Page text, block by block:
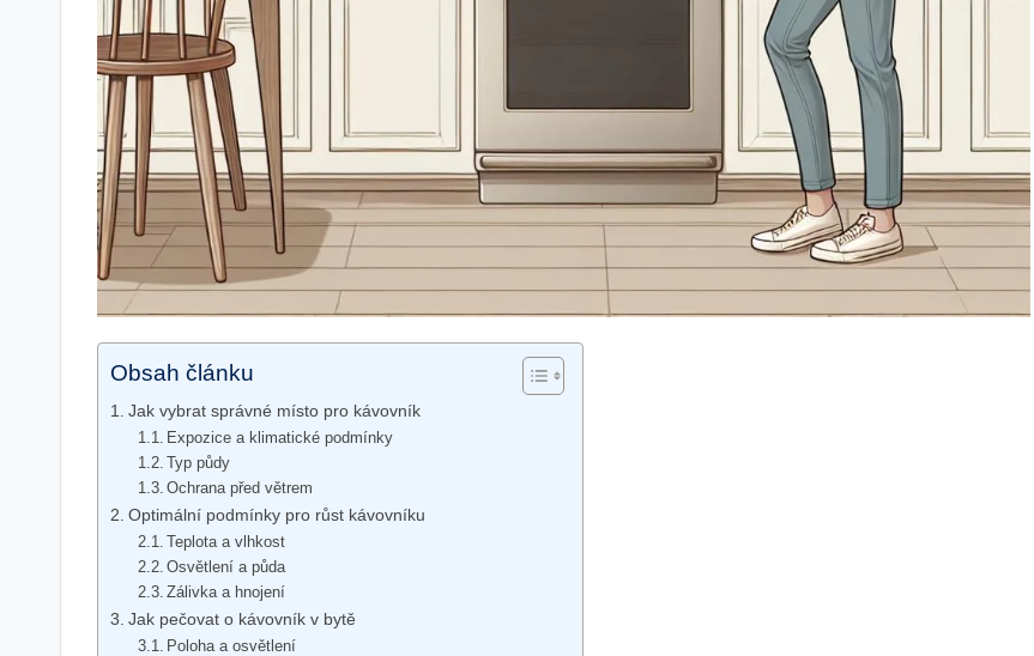
Obsah článku
Jak vybrat správné místo pro kávovník
Expozice⁢ a klimatické podmínky
Typ půdy
Ochrana ​před větrem
Optimální podmínky pro ⁢růst kávovníku
Teplota⁣ a ‍vlhkost
Osvětlení a půda
Zálivka​ a hnojení
Jak pečovat ‍o kávovník v ‌bytě
Poloha a osvětlení